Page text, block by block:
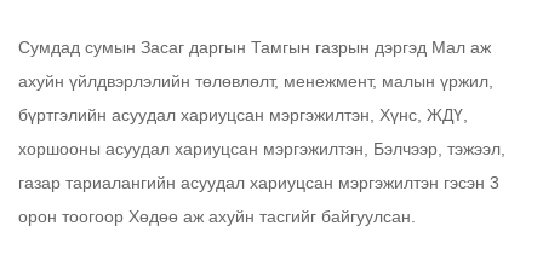
Сумдад сумын Засаг даргын Тамгын газрын дэргэд Мал аж
ахуйн үйлдвэрлэлийн төлөвлөлт, менежмент, малын үржил,
бүртгэлийн асуудал хариуцсан мэргэжилтэн, Хүнс, ЖДҮ,
хоршооны асуудал хариуцсан мэргэжилтэн, Бэлчээр, тэжээл,
газар тариалангийн асуудал хариуцсан мэргэжилтэн гэсэн 3
орон тоогоор Хөдөө аж ахуйн тасгийг байгуулсан.